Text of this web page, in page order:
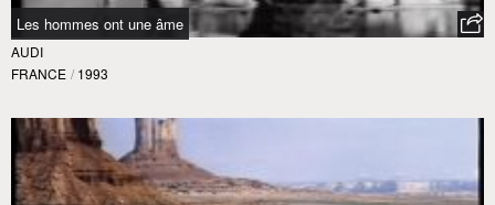
Les hommes ont une âme
AUDI
FRANCE / 1993